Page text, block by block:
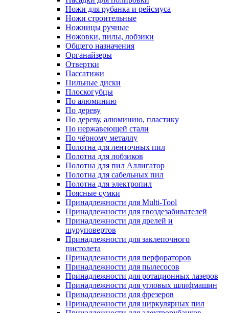
Ножи для рубанка и рейсмуса
Ножи строительные
Ножницы ручные
Ножовки, пилы, лобзики
Общего назначения
Органайзеры
Отвертки
Пассатижи
Пильные диски
Плоскогубцы
По алюминию
По дереву
По дереву, алюминию, пластику
По нержавеющей стали
По чёрному металлу
Полотна для ленточных пил
Полотна для лобзиков
Полотна для пил Аллигатор
Полотна для сабельных пил
Полотна для электропил
Поясные сумки
Принадлежности для Multi-Tool
Принадлежности для гвоздезабивателей
Принадлежности для дрелей и
шуруповертов
Принадлежности для заклепочного
пистолета
Принадлежности для перфораторов
Принадлежности для пылесосов
Принадлежности для ротационных лазеров
Принадлежности для угловых шлифмашин
Принадлежности для фрезеров
Принадлежности для циркулярных пил